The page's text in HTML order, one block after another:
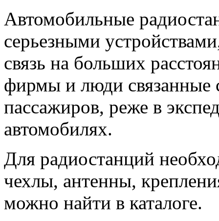
Автомобильные
серьезными
связь на больших
фирмы и люди связанные
пассажиров, реже в
автомобилях.
Для радиостанций
чехлы, антенны,
можно найти в каталоге.